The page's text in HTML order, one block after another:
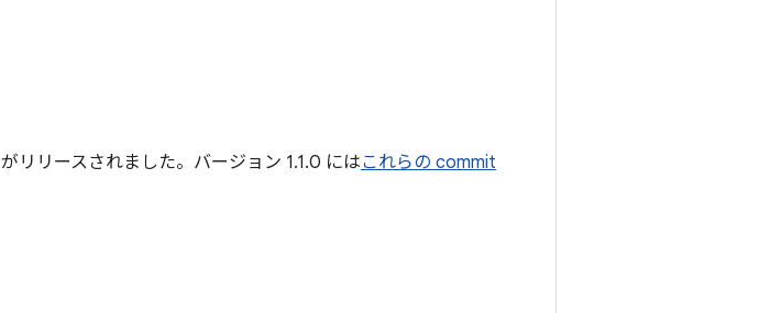
がリリースされました。バージョン 1.1.0 にはこれらの commit